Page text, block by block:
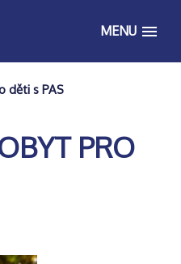
MENU
děti s PAS
PRO